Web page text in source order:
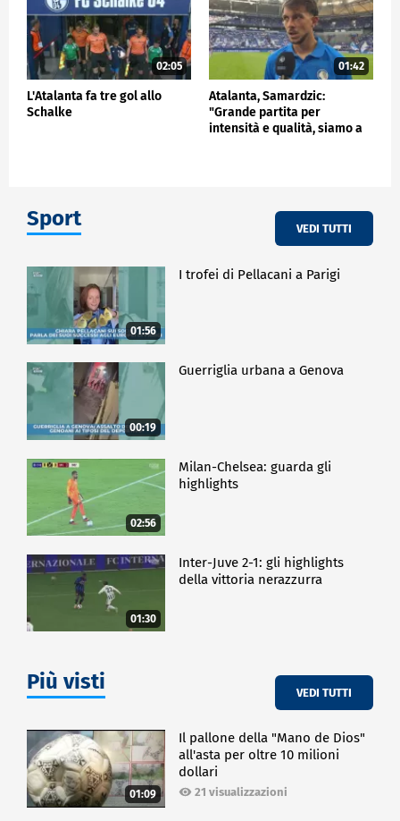
02:05
L'Atalanta fa tre gol allo
Schalke
01:42
Atalanta, Samardzic:
"Grande partita per
intensità e qualità, siamo a
Sport VEDI TUTTI
01:56
I trofei di Pellacani a Parigi
00:19
Guerriglia urbana a Genova
02:56
Milan-Chelsea: guarda gli
highlights
01:30
Inter-Juve 2-1: gli highlights
della vittoria nerazzurra
Più visti VEDI TUTTI
01:09
Il pallone della "Mano de Dios"
all'asta per oltre 10 milioni
dollari
21 visualizzazioni